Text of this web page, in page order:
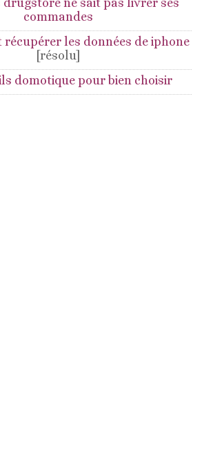
drugstore ne sait pas livrer ses
commandes
récupérer les données de iphone
[résolu]
domotique pour bien choisir